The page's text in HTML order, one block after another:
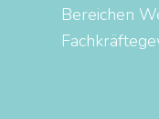
Bereichen